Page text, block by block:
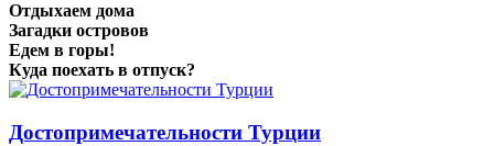
Отдыхаем дома
Загадки островов
Едем в горы!
Куда поехать в отпуск?
Достопримечательности Турции